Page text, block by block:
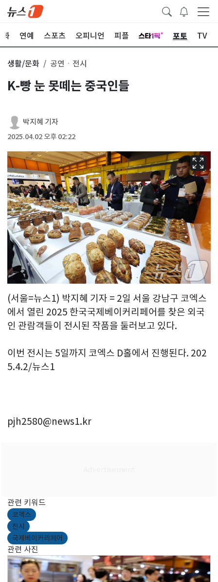
화 연예 스포츠 오피니언 피플 포토 TV
생활/문화 공연ㆍ전시
K-빵 눈 못떼는 중국인들
박지혜 기자
2025.04.02 오후 02:22
(서울=뉴스1) 박지혜 기자 = 2일 서울 강남구 코엑스
에서 열린 2025 한국국제베이커리페어를 찾은 외국
인 관람객들이 전시된 작품을 둘러보고 있다.
이번 전시는 5일까지 코엑스 D홀에서 진행된다. 202
5.4.2/뉴스1
pjh2580@news1.kr
관련 키워드
코엑스
전시
국제베이커리페어
관련 사진